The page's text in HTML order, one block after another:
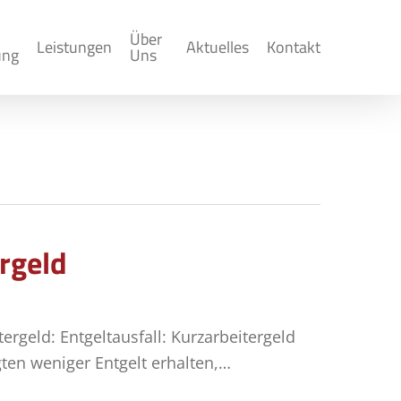
Leistungen Über
Uns Aktuelles Kontakt
Entgeltausfall: Kurzarbeitergeld
weniger Entgelt erhalten,…